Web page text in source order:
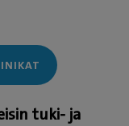
tuki- ja